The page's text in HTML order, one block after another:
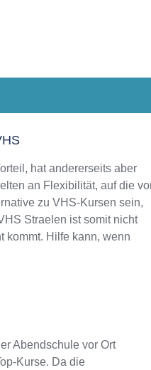
hat andererseits aber
an Flexibilität, auf die
zu VHS-Kursen sein,
Straelen ist somit nicht
kommt. Hilfe kann, wenn
Abendschule vor Ort
Kurse. Da die